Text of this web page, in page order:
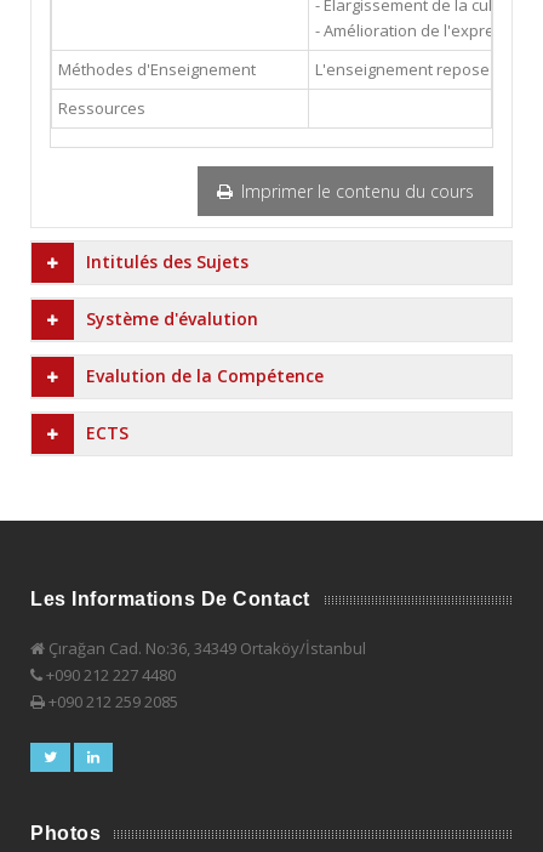
- Élargissement de la culture
- Amélioration de
Méthodes d'Enseignement
L'enseignement repose sur
Ressources
Imprimer le contenu du cours
Intitulés des Sujets
Système d'évalution
Evalution de la Compétence
ECTS
Les Informations De Contact
Çırağan Cad. No:36, 34349 Ortaköy/İstanbul
+090 212 227 4480
+090 212 259 2085
Photos